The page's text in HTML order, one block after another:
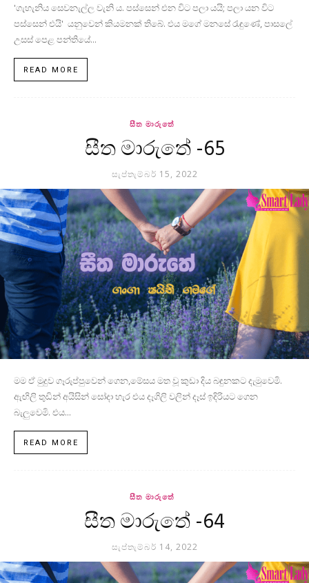
'ගැහැනිය සෙවනැල්ල වැනි ය. පස්සෙන් එන විට පලා යයි; පලා යන විට
පස්සෙන් එයි' යනුවෙන් කියමනක් තිබේ. එය මගේ මනසේ රැඳුණේ, පාසලේ
උසස් පෙළ පන්තියේ...
READ MORE
සීත මාරුතේ
සීත මාරුතේ -65
සැප්තැම්බර් 15, 2022
මම ඒ මුදුව ගෑරුප්පුවෙන් ගෙන,මේසය මත වූ කුඩා දිය බඳුනකට දැමුවෙමි.
ඇඟිලි තුඩින් අයිසින් සෝදා හැර එය දෑගිලි වලින් දෑස් ඉදිරියට ගෙන
බැලුවෙමි. එය...
READ MORE
සීත මාරුතේ
සීත මාරුතේ -64
සැප්තැම්බර් 14, 2022